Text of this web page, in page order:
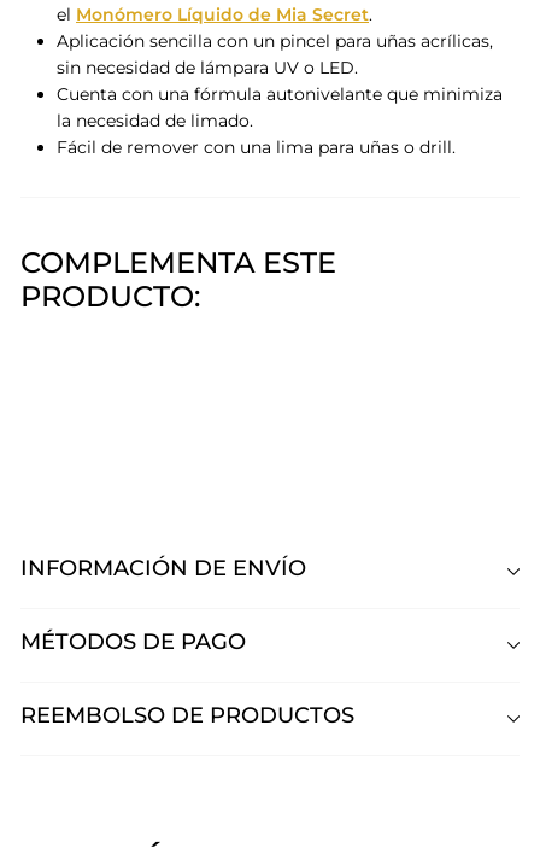
el Monómero Líquido de Mia Secret.
Aplicación sencilla con un pincel para uñas acrílicas,
sin necesidad de lámpara UV o LED.
Cuenta con una fórmula autonivelante que minimiza
la necesidad de limado.
Fácil de remover con una lima para uñas o drill.
COMPLEMENTA ESTE
PRODUCTO:
INFORMACIÓN DE ENVÍO
MÉTODOS DE PAGO
REEMBOLSO DE PRODUCTOS